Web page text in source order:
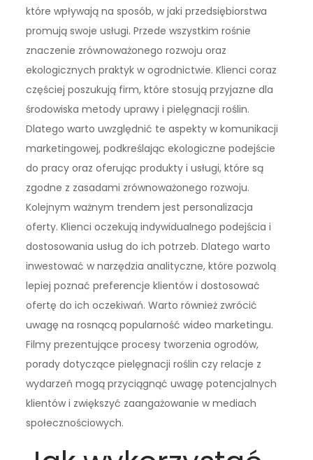
które wpływają na sposób, w jaki przedsiębiorstwa
promują swoje usługi. Przede wszystkim rośnie
znaczenie zrównoważonego rozwoju oraz
ekologicznych praktyk w ogrodnictwie. Klienci coraz
częściej poszukują firm, które stosują przyjazne dla
środowiska metody uprawy i pielęgnacji roślin.
Dlatego warto uwzględnić te aspekty w komunikacji
marketingowej, podkreślając ekologiczne podejście
do pracy oraz oferując produkty i usługi, które są
zgodne z zasadami zrównoważonego rozwoju.
Kolejnym ważnym trendem jest personalizacja
oferty. Klienci oczekują indywidualnego podejścia i
dostosowania usług do ich potrzeb. Dlatego warto
inwestować w narzędzia analityczne, które pozwolą
lepiej poznać preferencje klientów i dostosować
ofertę do ich oczekiwań. Warto również zwrócić
uwagę na rosnącą popularność wideo marketingu.
Filmy prezentujące procesy tworzenia ogrodów,
porady dotyczące pielęgnacji roślin czy relacje z
wydarzeń mogą przyciągnąć uwagę potencjalnych
klientów i zwiększyć zaangażowanie w mediach
społecznościowych.